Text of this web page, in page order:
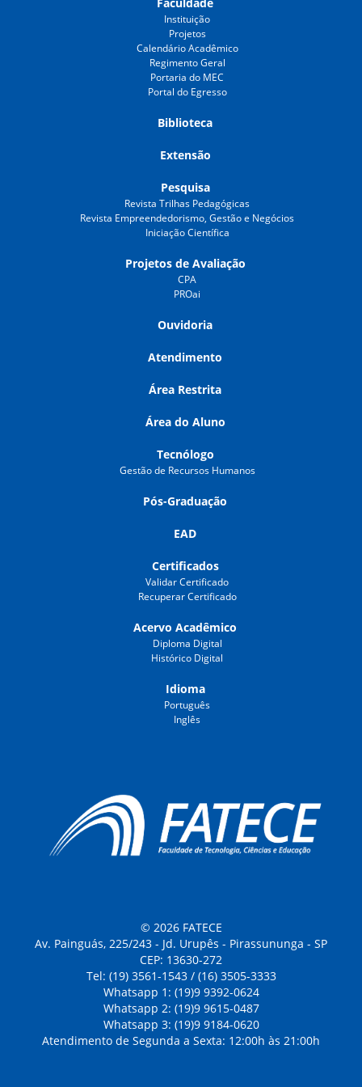
Faculdade
Instituição
Projetos
Calendário Acadêmico
Regimento Geral
Portaria do MEC
Portal do Egresso
Biblioteca
Extensão
Pesquisa
Revista Trilhas Pedagógicas
Revista Empreendedorismo, Gestão e Negócios
Iniciação Científica
Projetos de Avaliação
CPA
PROai
Ouvidoria
Atendimento
Área Restrita
Área do Aluno
Tecnólogo
Gestão de Recursos Humanos
Pós-Graduação
EAD
Certificados
Validar Certificado
Recuperar Certificado
Acervo Acadêmico
Diploma Digital
Histórico Digital
Idioma
Português
Inglês
© 2026 FATECE
Av. Painguás, 225/243 - Jd. Urupês - Pirassununga - SP
CEP: 13630-272
Tel: (19) 3561-1543 / (16) 3505-3333
Whatsapp 1: (19)9 9392-0624
Whatsapp 2: (19)9 9615-0487
Whatsapp 3: (19)9 9184-0620
Atendimento de Segunda a Sexta: 12:00h às 21:00h